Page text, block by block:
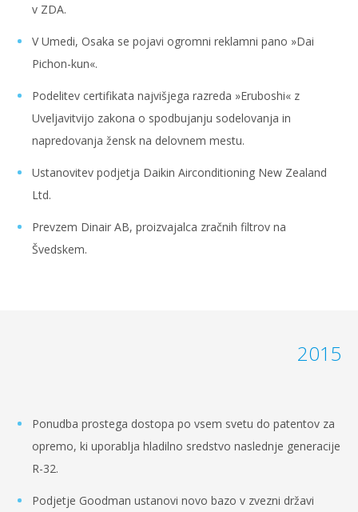
v ZDA.
V Umedi, Osaka se pojavi ogromni reklamni pano »Dai
Pichon-kun«.
Podelitev certifikata najvišjega razreda »Eruboshi« z
Uveljavitvijo zakona o spodbujanju sodelovanja in
napredovanja žensk na delovnem mestu.
Ustanovitev podjetja Daikin Airconditioning New Zealand
Ltd.
Prevzem Dinair AB, proizvajalca zračnih filtrov na
Švedskem.
2015
Ponudba prostega dostopa po vsem svetu do patentov za
opremo, ki uporablja hladilno sredstvo naslednje generacije
R-32.
Podjetje Goodman ustanovi novo bazo v zvezni državi